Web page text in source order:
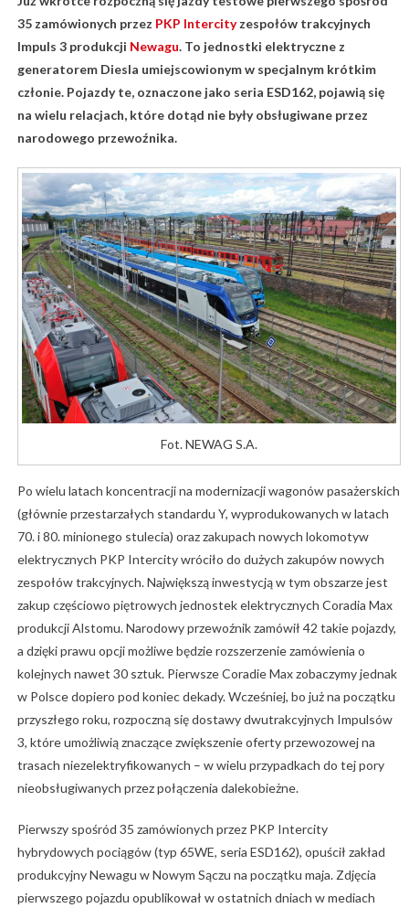
35 zamówionych przez PKP Intercityzespołów trakcyjnych
Impuls 3 produkcji Newagu. To jednostki elektryczne z
generatorem Diesla umiejscowionym w specjalnym krótkim
członie. Pojazdy te, oznaczone jako seria ESD162, pojawią się
na wielu relacjach, które dotąd nie były obsługiwane przez
narodowego przewoźnika.
Fot. NEWAG S.A.
Po wielu latach koncentracji na modernizacji wagonów pasażerskich
(głównie przestarzałych standardu Y, wyprodukowanych w latach
70. i 80. minionego stulecia) oraz zakupach nowych lokomotyw
elektrycznych PKP Intercity wróciło do dużych zakupów nowych
zespołów trakcyjnych. Największą inwestycją w tym obszarze jest
zakup częściowo piętrowych jednostek elektrycznych Coradia Max
produkcji Alstomu. Narodowy przewoźnik zamówił 42 takie pojazdy,
a dzięki prawu opcji możliwe będzie rozszerzenie zamówienia o
kolejnych nawet 30 sztuk. Pierwsze Coradie Max zobaczymy jednak
w Polsce dopiero pod koniec dekady. Wcześniej, bo już na początku
przyszłego roku, rozpoczną się dostawy dwutrakcyjnych Impulsów
3, które umożliwią znaczące zwiększenie oferty przewozowej na
trasach niezelektryfikowanych – w wielu przypadkach do tej pory
nieobsługiwanych przez połączenia dalekobieżne.
Pierwszy spośród 35 zamówionych przez PKP Intercity
hybrydowych pociągów (typ 65WE, seria ESD162), opuścił zakład
produkcyjny Newagu w Nowym Sączu na początku maja. Zdjęcia
pierwszego pojazdu opublikował w ostatnich dniach w mediach